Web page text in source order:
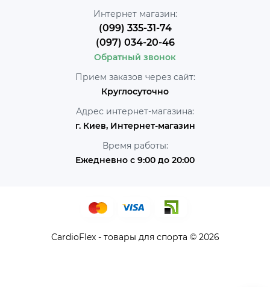
Интернет магазин:
(099) 335-31-74
(097) 034-20-46
Обратный звонок
Прием заказов через сайт:
Круглосуточно
Адрес интернет-магазина:
г. Киев, Интернет-магазин
Время работы:
Ежедневно с 9:00 до 20:00
CardioFlex - товары для спорта © 2026